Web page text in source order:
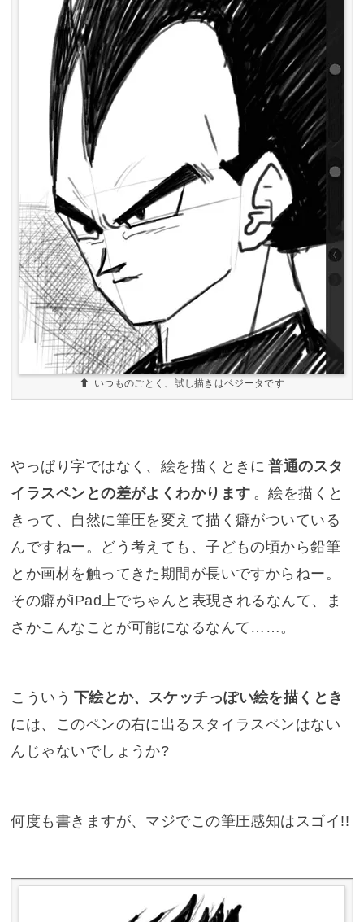
いつものごとく、試し描きはベジータです
やっぱり字ではなく、絵を描くときに 普通のスタ
イラスペンとの差がよくわかります 。絵を描くと
きって、自然に筆圧を変えて描く癖がついている
んですねー。どう考えても、子どもの頃から鉛筆
とか画材を触ってきた期間が長いですからねー。
その癖がiPad上でちゃんと表現されるなんて、ま
さかこんなことが可能になるなんて……。
こういう 下絵とか、スケッチっぽい絵を描くとき
には、このペンの右に出るスタイラスペンはない
んじゃないでしょうか?
何度も書きますが、マジでこの筆圧感知はスゴイ!!